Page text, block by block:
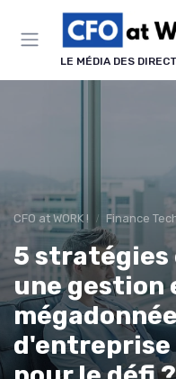
LE MÉDIA DES
CFO at WORK ! Finance
5 stratégies
une gestion
d'entreprise
Panneau de gestion des